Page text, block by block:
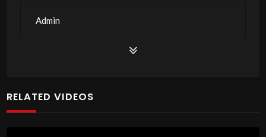
Admin
RELATED VIDEOS